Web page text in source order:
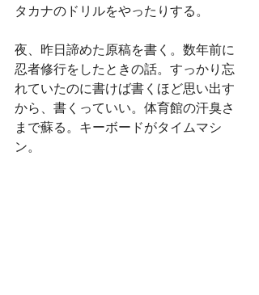
タカナのドリルをやったりする。
夜、昨日諦めた原稿を書く。数年前に
忍者修行をしたときの話。すっかり忘
れていたのに書けば書くほど思い出す
から、書くっていい。体育館の汗臭さ
まで蘇る。キーボードがタイムマシ
ン。